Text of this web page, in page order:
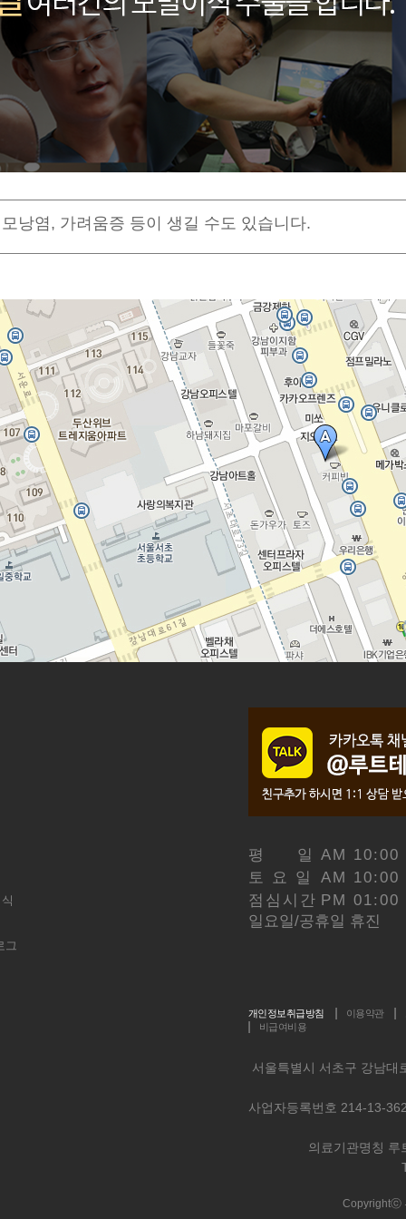
낭염, 가려움증 등이 생길 수도 있습니다.
그
평 일
토 요 일
점심시간
AM 10:00
AM 10:00
PM 01:00
일요일/공휴일 휴진
개인정보취급방침 이용약관
비급여비용
서울특별시 서초구 강남대
사업자등록번호 214-13-
의료기관명칭 루
Copyrightⓒ